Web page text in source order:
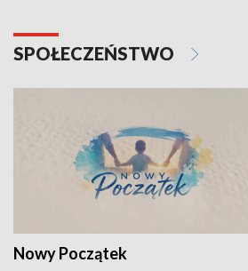
SPOŁECZEŃSTWO
Nowy Początek